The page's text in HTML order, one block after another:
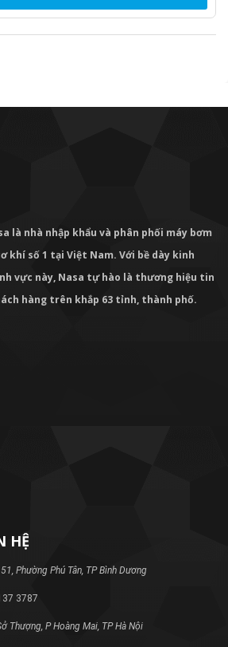
là nhà nhập khẩu và phân phối máy bơm
khí số 1 tại Việt Nam. Với bề dày kinh
vực này, Nasa tự hào là thương hiệu tin
hàng trên khắp 63 tỉnh, thành phố.
HỆ
Phường Phú Tân, TP Bình Dương
3787
Thượng, P Hoàng Mai, TP Hà Nội